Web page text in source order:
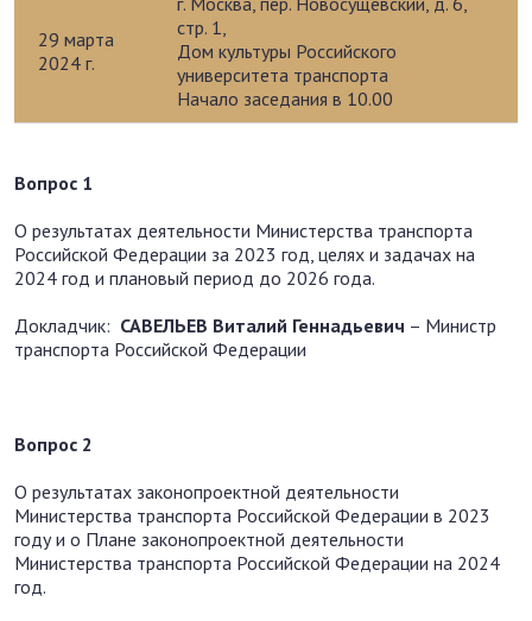
29 марта
2024 г.
стр. 1,
Дом культуры Российского
университета транспорта
Начало заседания в 10.00
Вопрос 1
О результатах деятельности Министерства транспорта
Российской Федерации за 2023 год, целях и задачах на
2024 год и плановый период до 2026 года.
Докладчик: САВЕЛЬЕВ Виталий Геннадьевич – Министр
транспорта Российской Федерации
Вопрос 2
О результатах законопроектной деятельности
Министерства транспорта Российской Федерации в 2023
году и о Плане законопроектной деятельности
Министерства транспорта Российской Федерации на 2024
год.